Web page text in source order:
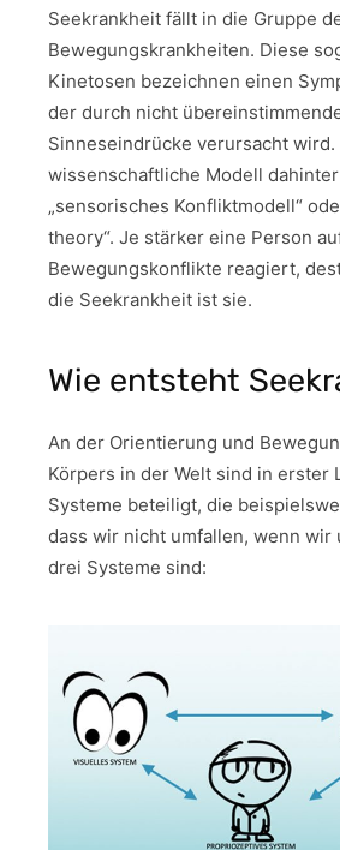
Seekrankheit fällt in die Gruppe
Bewegungskrankheiten. Diese
Kinetosen bezeichnen einen
der durch nicht
Sinneseindrücke verursacht wird.
wissenschaftliche Modell
„sensorisches Konfliktmodell“
theory“. Je stärker eine Person
Bewegungskonflikte reagiert,
die Seekrankheit ist sie.
Wie entsteht
An der Orientierung und
Körpers in der Welt sind in erster
Systeme beteiligt, die
dass wir nicht umfallen, wenn wir
drei Systeme sind: